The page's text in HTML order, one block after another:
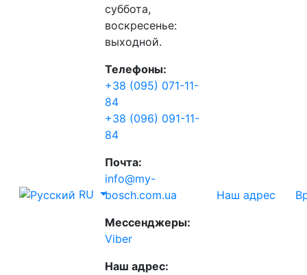
RU
суббота,
воскресенье:
выходной.
Телефоны:
+38 (095) 071-11-
84
+38 (096) 091-11-
84
Почта:
info@my-
bosch.com.ua
Мессенджеры:
Viber
Наш адрес:
Наш адрес